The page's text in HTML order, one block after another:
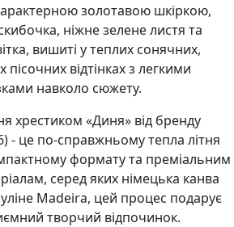
золотавою шкіркою,
ніжне зелене листя та
вишиті у теплих сонячних,
відтінках з легкими
навколо сюжету.
хрестиком «Диня» від бренду
- це по-справжньому тепла літня
формату та преміальним
серед яких німецька канва
Madeira, цей процес подарує
творчий відпочинок.